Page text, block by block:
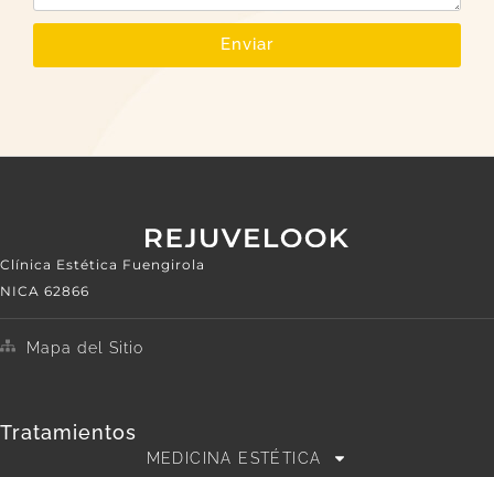
Enviar
Clínica Estética Fuengirola
NICA 62866
Mapa del Sitio
Tratamientos
MEDICINA ESTÉTICA